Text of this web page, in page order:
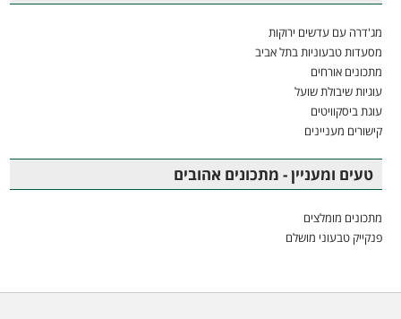
מג'דרה עם עדשים ירוקות
מסעדות טבעוניות בתל אביב
מתכונים אורחים
עוגיות שיבולת שועל
עוגת ביסקוויטים
קישורים מעניינים
טעים ומעניין - מתכונים אהובים
מתכונים מומלצים
פנקייק טבעוני מושלם